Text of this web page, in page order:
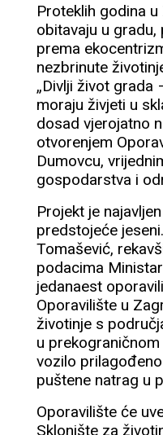
Proteklih godina
obitavaju u
prema
nezbrinute
„Divlji život grada
moraju živjeti u
dosad vjerojatno
otvorenjem
Dumovcu,
gospodarstva i
Projekt je
predstojeće
Tomašević,
podacima
jedanaest
Oporavilište u
životinje s
u
vozilo
puštene natrag u
Oporavilište će
Sklonište za